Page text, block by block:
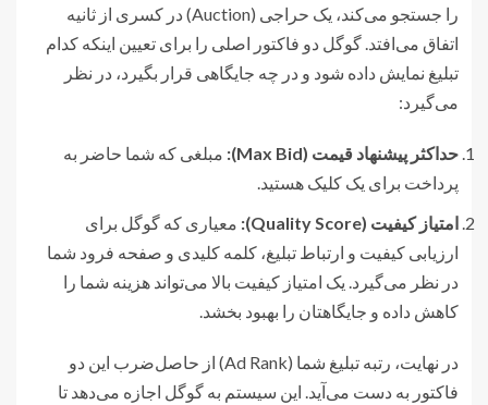
را جستجو می‌کند، یک حراجی (Auction) در کسری از ثانیه
اتفاق می‌افتد. گوگل دو فاکتور اصلی را برای تعیین اینکه کدام
تبلیغ نمایش داده شود و در چه جایگاهی قرار بگیرد، در نظر
می‌گیرد:
حداکثر پیشنهاد قیمت (Max Bid):
مبلغی که شما حاضر به
پرداخت برای یک کلیک هستید.
امتیاز کیفیت (Quality Score):
معیاری که گوگل برای
ارزیابی کیفیت و ارتباط تبلیغ، کلمه کلیدی و صفحه فرود شما
در نظر می‌گیرد. یک امتیاز کیفیت بالا می‌تواند هزینه شما را
کاهش داده و جایگاهتان را بهبود بخشد.
در نهایت، رتبه تبلیغ شما (Ad Rank) از حاصل‌ضرب این دو
فاکتور به دست می‌آید. این سیستم به گوگل اجازه می‌دهد تا